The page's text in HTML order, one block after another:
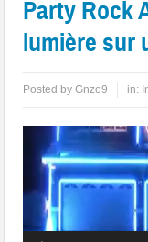
Party Rock
lumière sur
Posted byGnzo9 in:
Lecteur
vidéo